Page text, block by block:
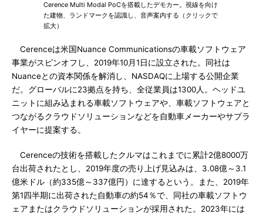
Cerence Multi Modal PoCを搭載したデモカー。視線を向け
た建物、ランドマークを認識し、音声案内する（クリックで
拡大）
Cerenceは米国Nuance Communicationsの車載ソフトウェア
事業がスピンオフし、2019年10月1日に設立された。同社は
Nuanceとの資本関係を解消し、NASDAQに上場する公開企業
だ。グローバルに23拠点を持ち、全従業員は1300人。ヘッドユ
ニットに組み込まれる車載ソフトウェアや、車載ソフトウェアと
つながるクラウドソリューションなどを自動車メーカーやサプラ
イヤーに提案する。
Cerenceの技術を搭載したクルマはこれまでに累計2億8000万
台出荷されたとし、2019年度の売り上げ見込みは、3.08億～3.1
億米ドル（約335億～337億円）に達するという。また、2019年
第1四半期に出荷された自動車の約54％で、同社の車載ソフトウ
ェアまたはクラウドソリューションが採用された。2023年には